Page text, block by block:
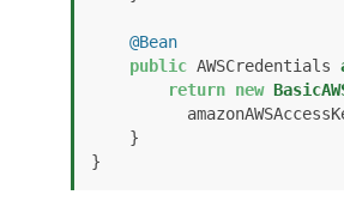
@Bean
public AWSCredentials
return new
}